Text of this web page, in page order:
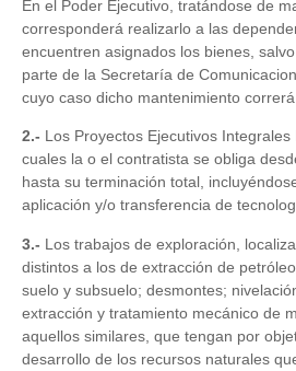
En el Poder Ejecutivo, tratándose de
corresponderá realizarlo a las
encuentren asignados los bienes,
parte de la Secretaría de
cuyo caso dicho mantenimiento
2.- Los Proyectos Ejecutivos
cuales la o el contratista se obliga
hasta su terminación total,
aplicación y/o transferencia de
3.- Los trabajos de exploración,
distintos a los de extracción de
suelo y subsuelo; desmontes;
extracción y tratamiento mecánico de
aquellos similares, que tengan por
desarrollo de los recursos naturales